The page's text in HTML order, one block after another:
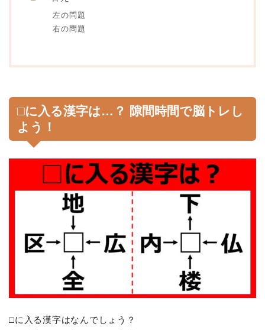
左の問題
右の問題
□に入る漢字は…？ 隙間時間で脳トレし
よう！
□に入る漢字はなんでしょう？